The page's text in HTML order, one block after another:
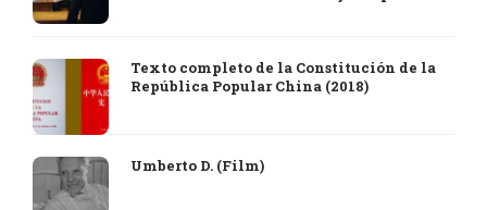
Texto completo de la Constitución de la
República Popular China (2018)
Umberto D. (Film)